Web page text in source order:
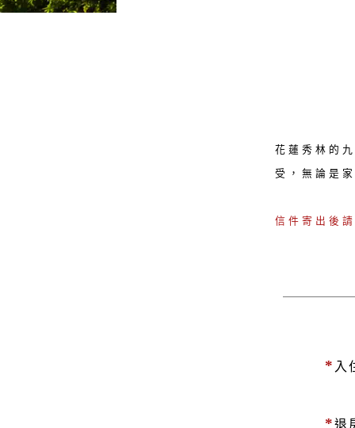
花蓮秀林的
受，無論是
信件寄出後
* 入
*退